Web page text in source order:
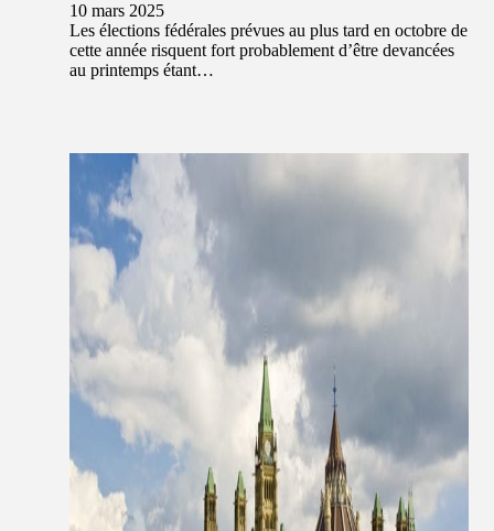
10 mars 2025
Les élections fédérales prévues au plus tard en octobre de
cette année risquent fort probablement d’être devancées
au printemps étant…